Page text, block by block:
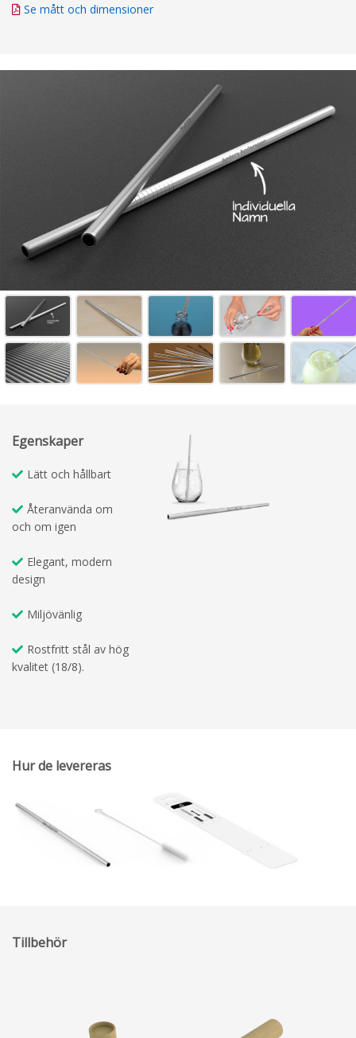
Se mått och dimensioner
Egenskaper
Lätt och hållbart
Återanvända om
och om igen
Elegant, modern
design
Miljövänlig
Rostfritt stål av hög
kvalitet (18/8).
Hur de levereras
Tillbehör